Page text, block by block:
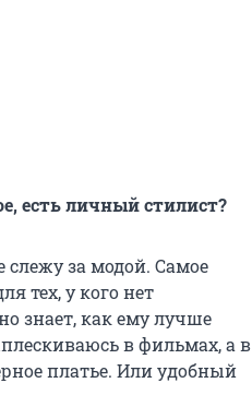
есть личный стилист?
слежу за модой. Самое
тех, у кого нет
знает, как ему лучше
в фильмах, а в
платье. Или удобный